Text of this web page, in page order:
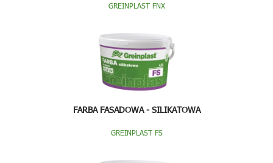
GREINPLAST FNX
FARBA FASADOWA - SILIKATOWA
GREINPLAST FS